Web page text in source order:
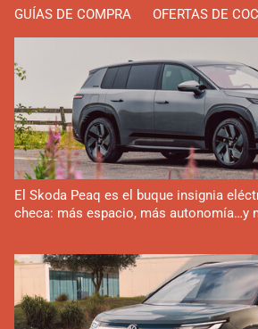
GUÍAS DE COMPRA OFERTAS DE
El Skoda Peaq es el buque insignia
checa: más espacio, más autonomía…y